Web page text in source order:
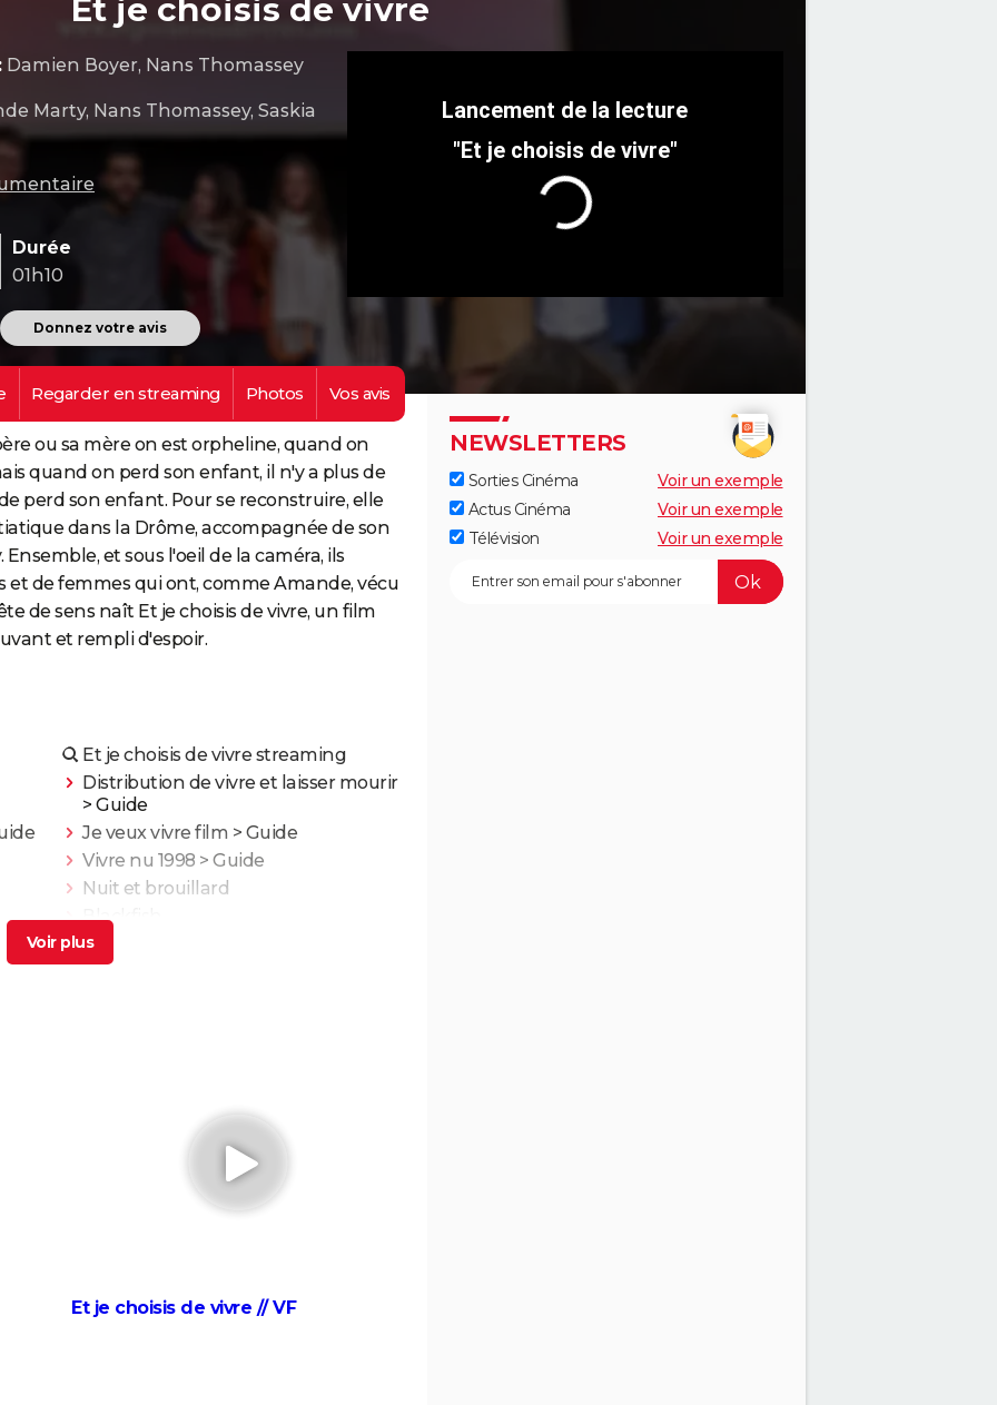
Et je choisis de vivre
"Et je choisis de vivre"
Damien Boyer, Nans Thomassey
Marty, Nans Thomassey, Saskia
Durée
01h10
Donnez votre avis
Regarder enstreaming Photos Vos avis
ou sa mère on est orpheline, quand on
quand on perd son enfant, il n'y a plus de
perd son enfant. Pour se reconstruire, elle
dans la Drôme, accompagnée de son
et sous l'oeil de la caméra, ils
de femmes qui ont, comme Amande, vécu
de sens naît Et je choisis de vivre, un film
et rempli d'espoir.
Et je choisis de vivre streaming
Distribution de vivre et laisser mourir
> Guide
Je veux vivre film > Guide
Vivre nu 1998 > Guide
Nuit et brouillard
Blackfish
Adolescentes
La Planète bleue
Lost in la Mancha
Et je choisis de vivre // VF
NEWSLETTERS
Sorties Cinéma
Voir un exemple
Actus Cinéma
Voir un exemple
Télévision
Voir un exemple